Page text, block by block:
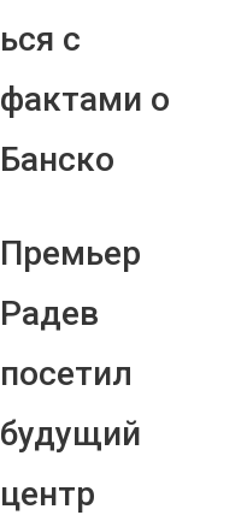
ься с
фактами о
Банско
Премьер
Радев
посетил
будущий
центр